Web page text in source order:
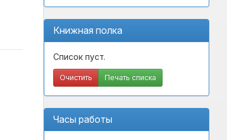
Книжная полка
Список пуст.
Очистить Печать списка
Часы работы